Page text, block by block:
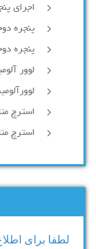
اجرای
پنجره
پنجره
لوور
استرچ
استرچ
لطفا برای